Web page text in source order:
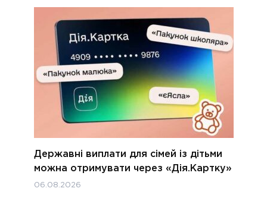
Державні виплати для сімей із дітьми
можна отримувати через «Дія.Картку»
06.08.2026